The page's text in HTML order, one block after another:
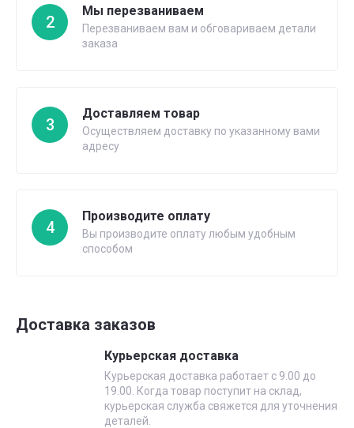
2
Мы перезваниваем
Перезваниваем вам и обговариваем детали
заказа
3
Доставляем товар
Осуществляем доставку по указанному вами
адресу
4
Производите оплату
Вы производите оплату любым удобным
способом
Доставка заказов
Курьерская доставка
Курьерская доставка работает с 9.00 до
19.00. Когда товар поступит на склад,
курьерская служба свяжется для уточнения
деталей.